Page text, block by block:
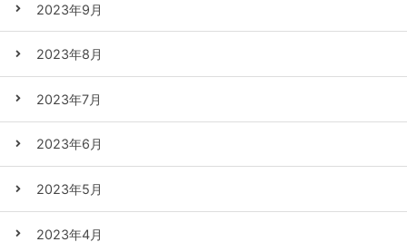
2023年9月
2023年8月
2023年7月
2023年6月
2023年5月
2023年4月